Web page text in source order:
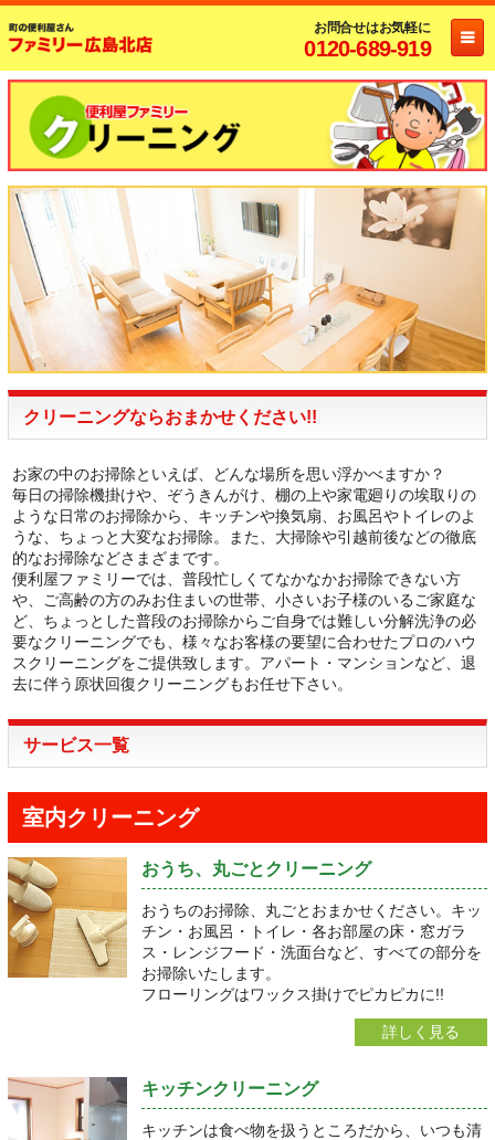
お問合せはお気軽に
0120-689-919
クリーニングならおまかせください!!
お家の中のお掃除といえば、どんな場所を思い浮かべますか？
毎日の掃除機掛けや、ぞうきんがけ、棚の上や家電廻りの埃取りの
ような日常のお掃除から、キッチンや換気扇、お風呂やトイレのよ
うな、ちょっと大変なお掃除。また、大掃除や引越前後などの徹底
的なお掃除などさまざまです。
便利屋ファミリーでは、普段忙しくてなかなかお掃除できない方
や、ご高齢の方のみお住まいの世帯、小さいお子様のいるご家庭な
ど、ちょっとした普段のお掃除からご自身では難しい分解洗浄の必
要なクリーニングでも、様々なお客様の要望に合わせたプロのハウ
スクリーニングをご提供致します。アパート・マンションなど、退
去に伴う原状回復クリーニングもお任せ下さい。
サービス一覧
室内クリーニング
おうち、丸ごとクリーニング
おうちのお掃除、丸ごとおまかせください。キッ
チン・お風呂・トイレ・各お部屋の床・窓ガラ
ス・レンジフード・洗面台など、すべての部分を
お掃除いたします。
フローリングはワックス掛けでピカピカに!!
詳しく見る
キッチンクリーニング
キッチンは食べ物を扱うところだから、いつも清